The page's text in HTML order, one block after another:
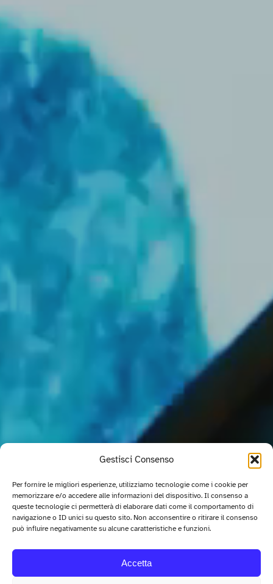
Gestisci Consenso
Per fornire le migliori esperienze, utilizziamo tecnologie come i cookie per
memorizzare e/o accedere alle informazioni del dispositivo. Il consenso a
queste tecnologie ci permetterà di elaborare dati come il comportamento di
navigazione o ID unici su questo sito. Non acconsentire o ritirare il consenso
può influire negativamente su alcune caratteristiche e funzioni.
Accetta